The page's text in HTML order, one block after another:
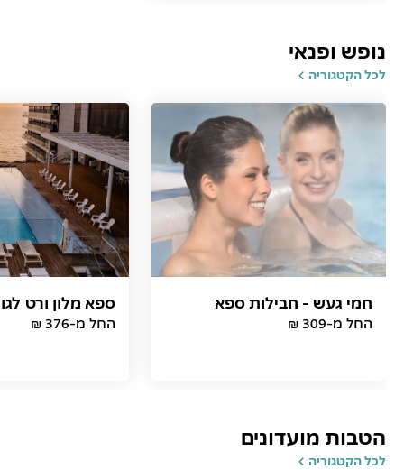
נופש ופנאי
לכל הקטגוריה
חמי געש - חבילות ספא
החל מ-309 ₪
ספא מלון ורט
החל מ-376 ₪
הטבות מועדונים
לכל הקטגוריה